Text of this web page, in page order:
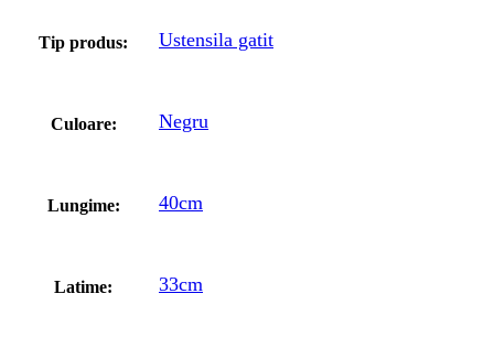
Tip produs: Ustensila gatit
Culoare: Negru
Lungime: 40cm
Latime: 33cm